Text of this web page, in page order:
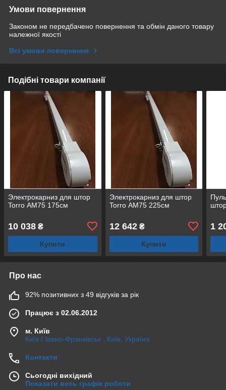
Умови повернення
Законом не передбачено повернення та обмін даного товару
належної якості
Всі умови повернення
Подібні товари компанії
Электрокарниз для штор
Torro АМ75 175см
10 038 ₴
Купити
Электрокарниз для штор
Torro АМ75 225см
12 642₴
Купити
1
Про нас
92% позитивних з 49 відгуків за рік
Працює з 02.06.2012
м. Київ
Київ / Івано-Франківськ , Київ, Україна
Контакти
Сьогодні вихідний
Показати весь графік роботи